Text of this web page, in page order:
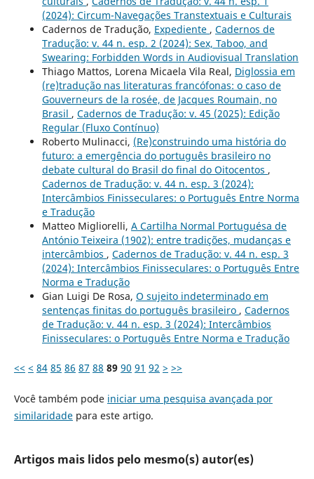
(2024): Circum-Navegações Transtextuais e Culturais
Cadernos de Tradução, Expediente , Cadernos de
Tradução: v. 44 n. esp. 2 (2024): Sex, Taboo, and
Swearing: Forbidden Words in Audiovisual Translation
Thiago Mattos, Lorena Micaela Vila Real, Diglossia em
(re)tradução nas literaturas francófonas: o caso de
Gouverneurs de la rosée, de Jacques Roumain, no
Brasil , Cadernos de Tradução: v. 45 (2025): Edição
Regular (Fluxo Contínuo)
Roberto Mulinacci, (Re)construindo uma história do
futuro: a emergência do português brasileiro no
debate cultural do Brasil do final do Oitocentos ,
Cadernos de Tradução: v. 44 n. esp. 3 (2024):
Intercâmbios Finisseculares: o Português Entre Norma
e Tradução
Matteo Migliorelli, A Cartilha Normal Portuguésa de
António Teixeira (1902): entre tradições, mudanças e
intercâmbios , Cadernos de Tradução: v. 44 n. esp. 3
(2024): Intercâmbios Finisseculares: o Português Entre
Norma e Tradução
Gian Luigi De Rosa, O sujeito indeterminado em
sentenças finitas do português brasileiro , Cadernos
de Tradução: v. 44 n. esp. 3 (2024): Intercâmbios
Finisseculares: o Português Entre Norma e Tradução
<< < 84 85 86 87 88 89 90 91 92 > >>
Você também pode iniciar uma pesquisa avançada por
similaridadepara este artigo.
Artigos mais lidos pelo mesmo(s) autor(es)